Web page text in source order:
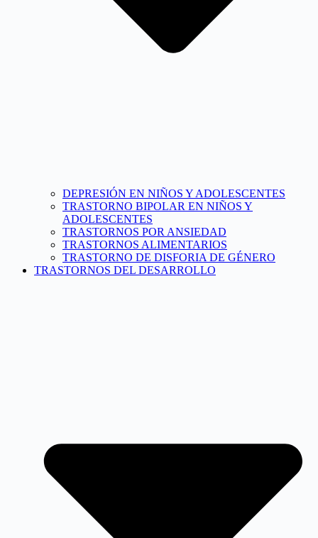
DEPRESIÓN EN NIÑOS Y ADOLESCENTES
TRASTORNO BIPOLAR EN NIÑOS Y
ADOLESCENTES
TRASTORNOS POR ANSIEDAD
TRASTORNOS ALIMENTARIOS
TRASTORNO DE DISFORIA DE GÉNERO
TRASTORNOS DEL DESARROLLO